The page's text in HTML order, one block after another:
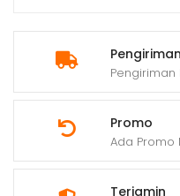
Pengiriman
Pengiriman
Promo
Ada Promo
Terjamin